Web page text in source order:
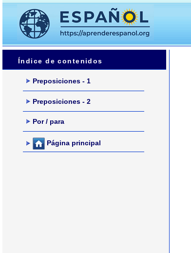
Índice de contenidos
Preposiciones - 1
Preposiciones - 2
Por / para
Página principal